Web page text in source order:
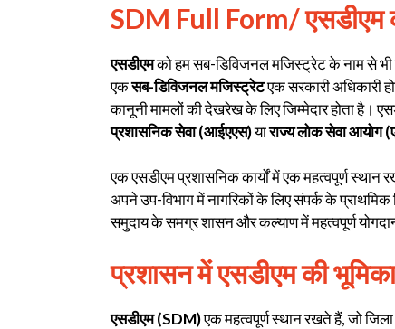
SDM Full Form/एसडीएम
एसडीएमको हम सब-डिविजनल मजिस्ट्रेट के नाम से
एकसब-डिविजनल मजिस्ट्रेटएक सरकारी अधिकारी
कानूनी मामलों की देखरेख के लिए जिम्मेदार होता है।
प्रशासनिक सेवा (आईएएस)याराज्य लोक सेवा आयोग
एक एसडीएम प्रशासनिक कार्यों में एक महत्वपूर्ण स्थान
अपने उप-विभाग में नागरिकों के लिए संपर्क के
समुदाय के समग्र शासन और कल्याण में महत्वपूर्ण
प्रशासन में एसडीएम की भूमिका
एसडीएम (SDM)एक महत्वपूर्ण स्थान रखते हैं, जो